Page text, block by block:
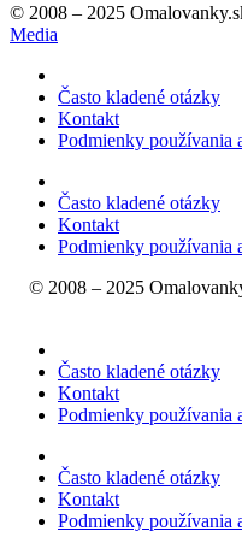
© 2008 – 2025
Media
Často kladené otázky
Kontakt
Podmienky používania
Často kladené otázky
Kontakt
Podmienky používania
© 2008 – 2025
Často kladené otázky
Kontakt
Podmienky používania
Často kladené otázky
Kontakt
Podmienky používania